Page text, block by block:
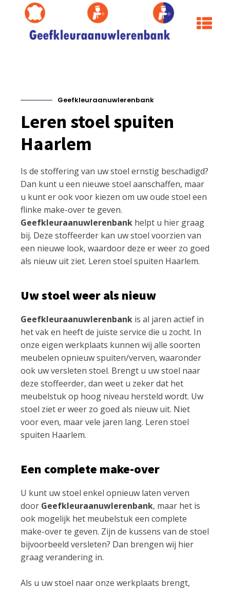
Geefkleuraanuwlerenbank
Leren stoel spuiten
Haarlem
Is de stoffering van uw stoel ernstig beschadigd?
Dan kunt u een nieuwe stoel aanschaffen, maar
u kunt er ook voor kiezen om uw oude stoel een
flinke make-over te geven.
Geefkleuraanuwlerenbank helpt u hier graag
bij. Deze stoffeerder kan uw stoel voorzien van
een nieuwe look, waardoor deze er weer zo goed
als nieuw uit ziet. Leren stoel spuiten Haarlem.
Uw stoel weer als nieuw
Geefkleuraanuwlerenbank is al jaren actief in
het vak en heeft de juiste service die u zocht. In
onze eigen werkplaats kunnen wij alle soorten
meubelen opnieuw spuiten/verven, waaronder
ook uw versleten stoel. Brengt u uw stoel naar
deze stoffeerder, dan weet u zeker dat het
meubelstuk op hoog niveau hersteld wordt. Uw
stoel ziet er weer zo goed als nieuw uit. Niet
voor even, maar vele jaren lang. Leren stoel
spuiten Haarlem.
Een complete make-over
U kunt uw stoel enkel opnieuw laten verven
door Geefkleuraanuwlerenbank, maar het is
ook mogelijk het meubelstuk een complete
make-over te geven. Zijn de kussens van de stoel
bijvoorbeeld versleten? Dan brengen wij hier
graag verandering in.
Als u uw stoel naar onze werkplaats brengt,